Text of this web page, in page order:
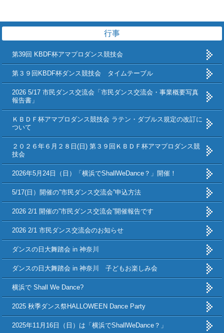
行事
第39回 KBDF杯アマプロダンス競技会
第３９回KBDF杯ダンス競技会 タイムテーブル
2026 5/17 市民ダンス交流会「市民ダンス交流会・事業概要写真
報告書」
ＫＢＤＦ杯アマプロダンス競技会 ラテン・ダブルス規定の改訂に
ついて
２０２６年６月２８日(日) 第３９回ＫＢＤＦ杯アマプロダンス競
技会
2026年5月24日（日）「横浜でShallWeDance？」開催！
5/17(日）開催の”市民ダンス交流会”申込方法
2026 2/1 開催の”市民ダンス交流会”開催報告です
2026 2/1 市民ダンス交流会のお知らせ
ダンスの日大舞踏会 in 神奈川
ダンスの日大舞踏会 in 神奈川 子どもお楽しみ会
横浜で Shall We Dance?
2025 秋季ダンス祭HALLOWEEN Dance Party
2025年11月16日（日）は「横浜でShallWeDance？」